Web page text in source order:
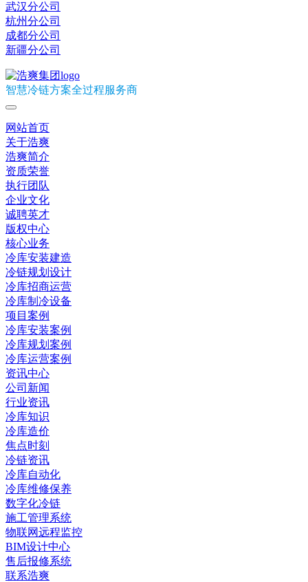
武汉分公司
杭州分公司
成都分公司
新疆分公司
智慧冷链方案全过程服务商
网站首页
关于浩爽
浩爽简介
资质荣誉
执行团队
企业文化
诚聘英才
版权中心
核心业务
冷库安装建造
冷链规划设计
冷库招商运营
冷库制冷设备
项目案例
冷库安装案例
冷库规划案例
冷库运营案例
资讯中心
公司新闻
行业资讯
冷库知识
冷库造价
焦点时刻
冷链资讯
冷库自动化
冷库维修保养
数字化冷链
施工管理系统
物联网远程监控
BIM设计中心
售后报修系统
联系浩爽